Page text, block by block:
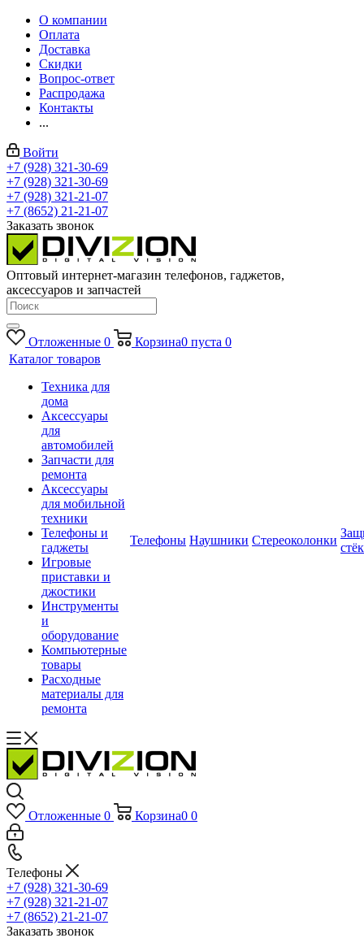
О компании
Оплата
Доставка
Скидки
Вопрос-ответ
Распродажа
Контакты
...
Войти
+7 (928) 321-30-69
+7 (928) 321-30-69
+7 (928) 321-21-07
+7 (8652) 21-21-07
Заказать звонок
Оптовый интернет-магазин телефонов, гаджетов,
аксессуаров и запчастей
Отложенные 0 Корзина0 пуста 0
Каталог товаров
Техника для
дома
Аксессуары
для
автомобилей
Запчасти для
ремонта
Аксессуары
для мобильной
техники
Телефоны и
гаджеты
Игровые
приставки и
джостики
Инструменты
и
оборудование
Компьютерные
товары
Расходные
материалы для
ремонта
Телефоны Наушники Стереоколонки
Отложенные 0 Корзина0 0
Телефоны
+7 (928) 321-30-69
+7 (928) 321-21-07
+7 (8652) 21-21-07
Заказать звонок